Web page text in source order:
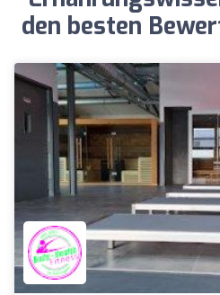
den besten